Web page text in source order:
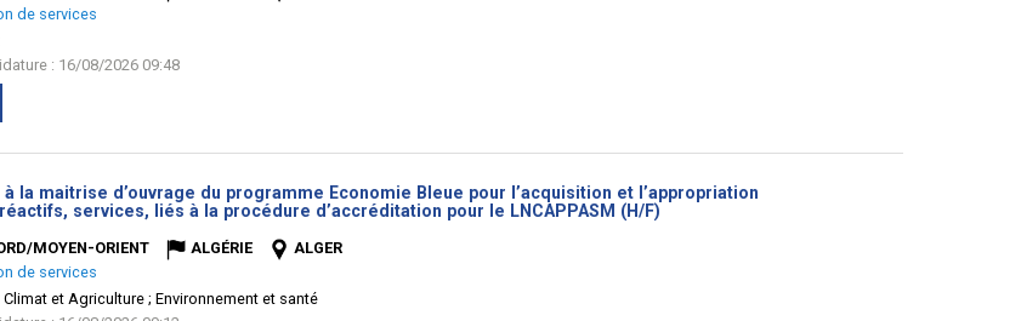
de services
: 16/08/2026 09:48
la maitrise d’ouvrage du programme Economie Bleue pour l’acquisition et l’appropriation
services, liés à la procédure d’accréditation pour le LNCAPPASM (H/F)
MOYEN-ORIENT ALGÉRIE
ALGER
de services
Climat et Agriculture ; Environnement et santé